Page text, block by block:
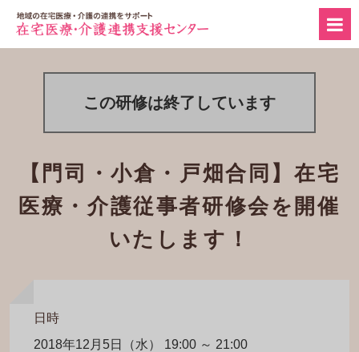
この研修は終了しています
【門司・小倉・戸畑合同】在宅
医療・介護従事者研修会を開催
いたします！
日時
2018年12月5日（水） 19:00 ～ 21:00